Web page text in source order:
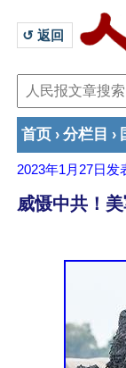
↺ 返回
首页 › 分栏目 ›
2023年1月27日 发
威慑中共！